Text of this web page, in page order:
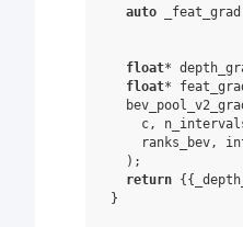
auto _feat_grad
float*
float*
c,
ranks_bev,
);
return {{
}